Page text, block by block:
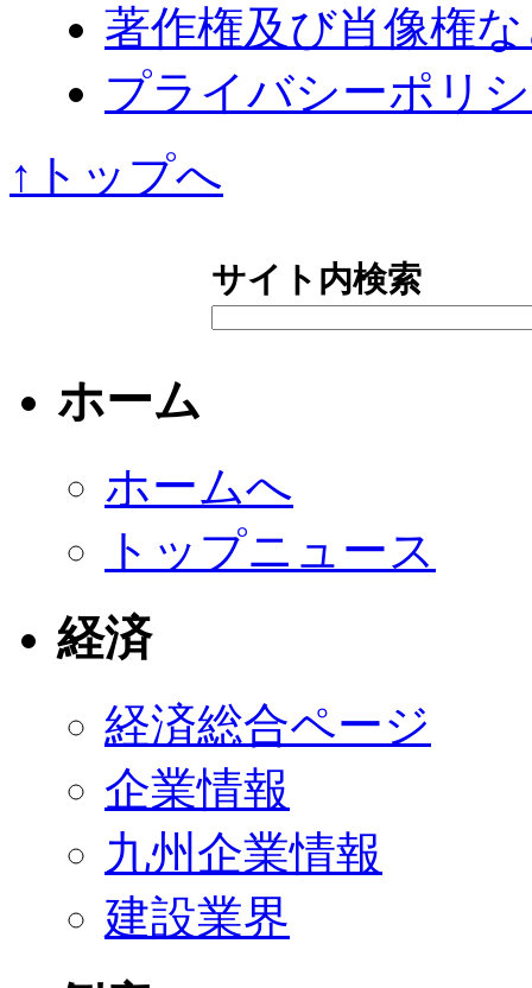
著作権及び肖像権
プライバシーポリ
↑トップへ
サイト内検索
ホーム
ホームへ
トップニュース
経済
経済総合ページ
企業情報
九州企業情報
建設業界